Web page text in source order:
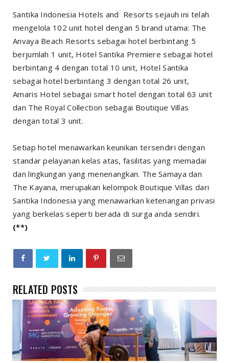
Santika Indonesia Hotels and Resorts sejauh ini telah
mengelola 102 unit hotel dengan 5 brand utama: The
Anvaya Beach Resorts sebagai hotel berbintang 5
berjumlah 1 unit, Hotel Santika Premiere sebagai hotel
berbintang 4 dengan total 10 unit, Hotel Santika
sebagai hotel berbintang 3 dengan total 26 unit,
Amaris Hotel sebagai smart hotel dengan total 63 unit
dan The Royal Collection sebagai Boutique Villas
dengan total 3 unit.
Setiap hotel menawarkan keunikan tersendiri dengan
standar pelayanan kelas atas, fasilitas yang memadai
dan lingkungan yang menenangkan. The Samaya dan
The Kayana, merupakan kelompok Boutique Villas dari
Santika Indonesia yang menawarkan ketenangan privasi
yang berkelas seperti berada di surga anda sendiri.
(**)
RELATED POSTS